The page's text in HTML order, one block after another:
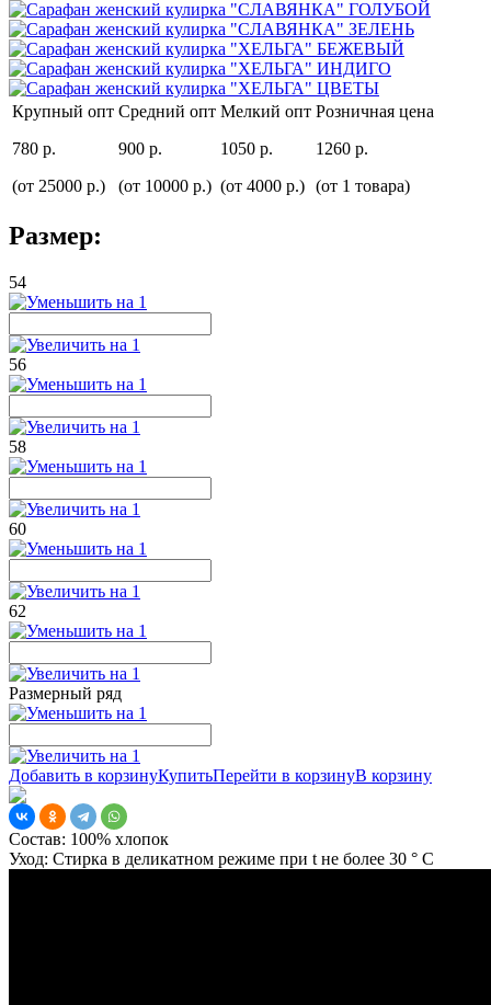
Крупный опт
780 р.
(от 25000 р.)
Средний опт
900 р.
(от 10000 р.)
Мелкий опт
1050 р.
(от 4000 р.)
Розничная цена
1260 р.
(от 1 товара)
Размер:
54
56
58
60
62
Размерный ряд
Добавить в корзинуКупитьПерейти в корзинуВ корзину
Состав: 100% хлопок
Уход: Стирка в деликатном режиме при t не более 30 ° С